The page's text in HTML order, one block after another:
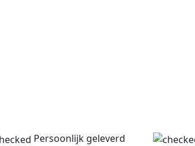
Persoonlijk geleverd